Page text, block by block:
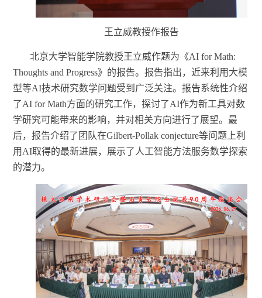
王立威教授作报告
北京大学智能学院教授王立威作题为《AI for Math:
Thoughts and Progress》的报告。报告指出，近来利用大模
型等AI技术研究数学问题受到广泛关注。报告系统性介绍
了AI for Math方面的研究工作，探讨了AI作为新工具对数
学研究可能带来的影响，并对相关方向进行了展望。最
后，报告介绍了团队在Gilbert-Pollak conjecture等问题上利
用AI取得的最新进展，展示了人工智能方法服务数学探索
的潜力。